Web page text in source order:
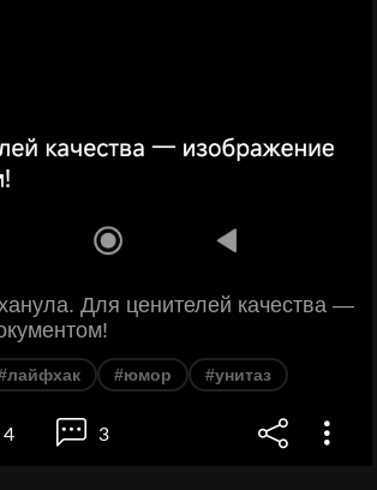
Для ценителей качества —
#юмор #унитаз
4 3